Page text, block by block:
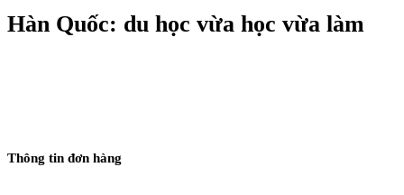
Hàn Quốc: du học vừa học vừa làm
Thông tin đơn hàng